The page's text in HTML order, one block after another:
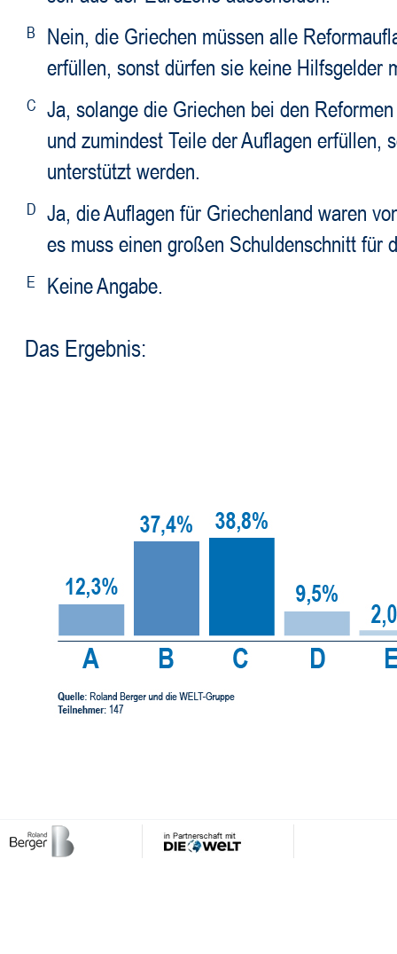
B
Nein, die Griechen müssen alle
erfüllen, sonst dürfen sie keine Hilfsgelder
C Ja, solange die Griechen bei den
und zumindest Teile der Auflagen erfüllen,
unterstützt werden.
D Ja, die Auflagen für Griechenland waren
es muss einen großen Schuldenschnitt für
E Keine Angabe.
Das Ergebnis: